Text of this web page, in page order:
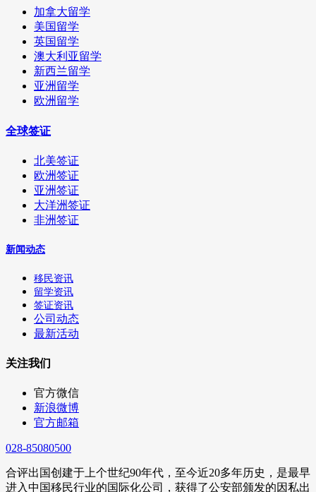
加拿大留学
美国留学
英国留学
澳大利亚留学
新西兰留学
亚洲留学
欧洲留学
全球签证
北美签证
欧洲签证
亚洲签证
大洋洲签证
非洲签证
新闻动态
移民资讯
留学资讯
签证资讯
公司动态
最新活动
关注我们
官方微信
新浪微博
官方邮箱
028-85080500
合评出国创建于上个世纪90年代，至今近20多年历史，是最早
进入中国移民行业的国际化公司，获得了公安部颁发的因私出